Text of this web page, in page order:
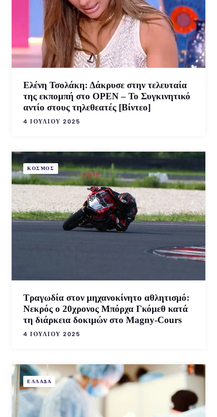
Ελένη Τσολάκη: Δάκρυσε στην τελευταία
της εκπομπή στο OPEN – Το Συγκινητικό
αντίο στους τηλεθεατές [Βίντεο]
4 ΙΟΥΛΊΟΥ 2025
ΚΟΣΜΟΣ
Τραγωδία στον μηχανοκίνητο αθλητισμό:
Νεκρός ο 20χρονος Μπόρχα Γκόμεθ κατά
τη διάρκεια δοκιμών στο Magny-Cours
4 ΙΟΥΛΊΟΥ 2025
ΕΛΛΑΔΑ